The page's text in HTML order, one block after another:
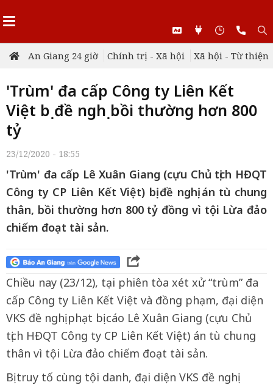
An Giang 24 giờ Chính trị - Xã hội Xã hội - Từ thiện
'Trùm' đa cấp Công ty Liên Kết
Việt bị đề nghị bồi thường hơn 800
tỷ
23/12/2020 - 18:55
'Trùm' đa cấp Lê Xuân Giang (cựu Chủ tịch HĐQT
Công ty CP Liên Kết Việt) bị đề nghị án tù chung
thân, bồi thường hơn 800 tỷ đồng vì tội Lừa đảo
chiếm đoạt tài sản.
Chiều nay (23/12), tại phiên tòa xét xử “trùm” đa
cấp Công ty Liên Kết Việt và đồng phạm, đại diện
VKS đề nghị phạt bị cáo Lê Xuân Giang (cựu Chủ
tịch HĐQT Công ty CP Liên Kết Việt) án tù chung
thân vì tội Lừa đảo chiếm đoạt tài sản.
Bị truy tố cùng tội danh, đại diện VKS đề nghị